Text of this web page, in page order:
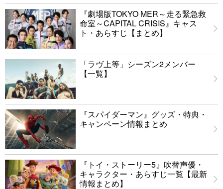
『劇場版TOKYO MER～走る緊急救
命室～CAPITAL CRISIS』キャス
ト・あらすじ【まとめ】
「ラヴ上等」シーズン2メンバー
【一覧】
『スパイダーマン』グッズ・特典・
キャンペーン情報まとめ
『トイ・ストーリー5』吹替声優・
キャラクター・あらすじ一覧【最新
情報まとめ】